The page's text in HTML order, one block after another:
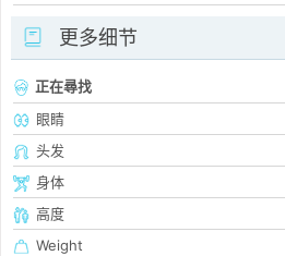
更多细节
正在尋找
眼睛
头发
身体
高度
Weight